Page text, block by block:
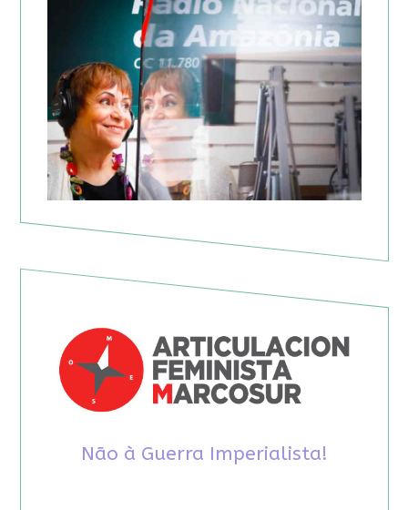
Não à Guerra Imperialista!